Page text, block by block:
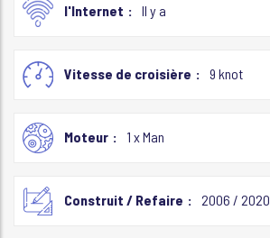
l'Internet Il y a
Vitesse de croisière 9 knot
Moteur 1 x Man
Construit / Refaire 2006 / 2020